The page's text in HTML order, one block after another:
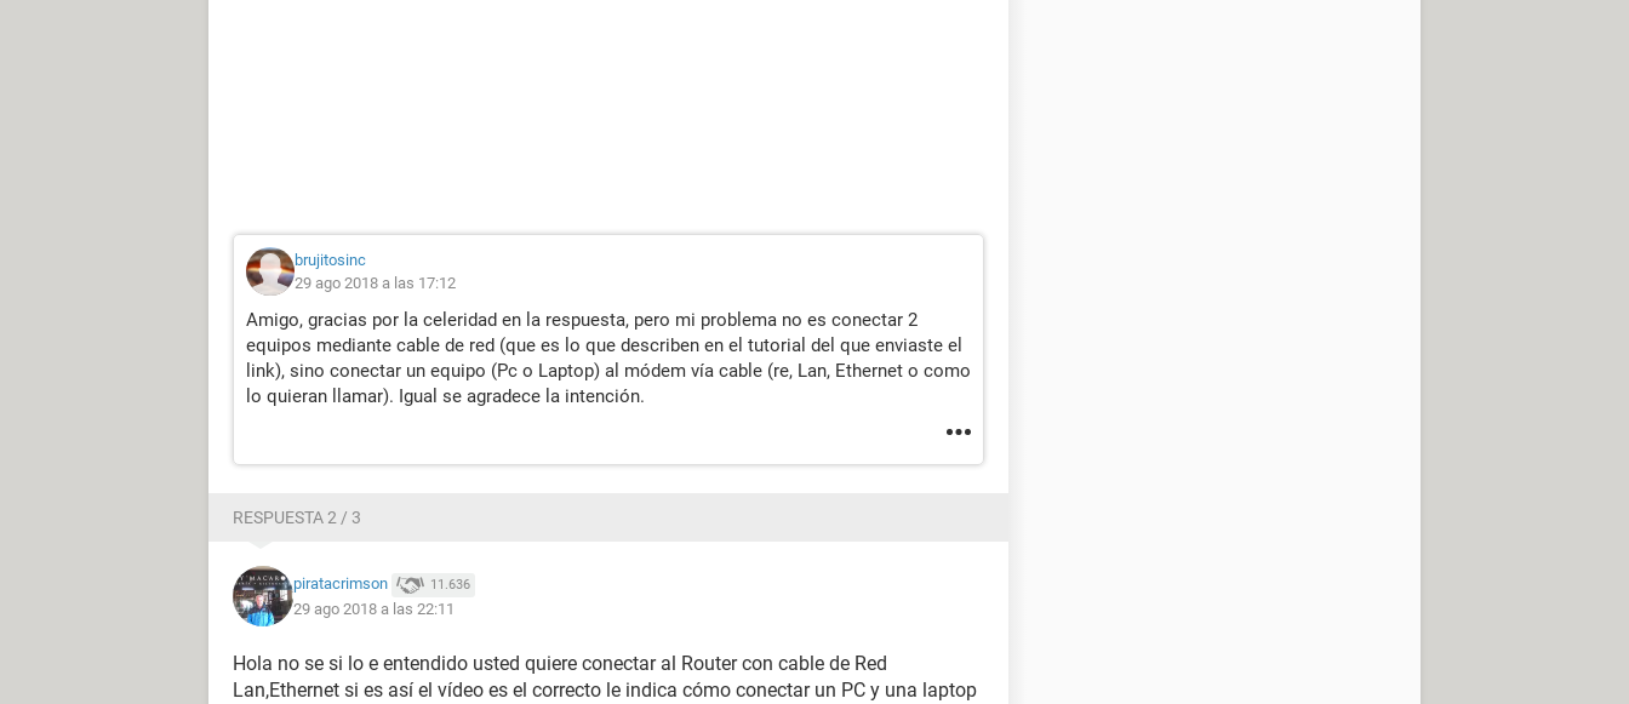
brujitosinc
29 ago 2018 a las 17:12
Amigo, gracias por la celeridad en la respuesta, pero mi problema no es conectar 2
equipos mediante cable de red (que es lo que describen en el tutorial del que enviaste el
link), sino conectar un equipo (Pc o Laptop) al módem vía cable (re, Lan, Ethernet o como
lo quieran llamar). Igual se agradece la intención.
RESPUESTA 2 / 3
piratacrimson 11.636
29 ago 2018 a las 22:11
Hola no se si lo e entendido usted quiere conectar al Router con cable de Red
Lan,Ethernet si es así el vídeo es el correcto le indica cómo conectar un PC y una laptop